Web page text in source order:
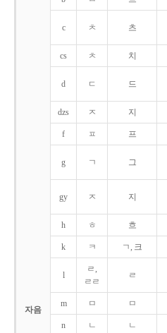
자음
c ㅊ 츠
cs ㅊ 치
d ㄷ 드
dzs ㅈ 지
f ㅍ 프
g ㄱ 그
gy ㅈ 지
h ㅎ 흐
k ㅋ ㄱ, 크
l
ㄹ,
ㄹㄹ
ㄹ
m ㅁ ㅁ
n ㄴ ㄴ